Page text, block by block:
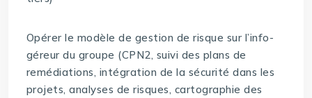
Opérer le modèle de gestion de risque sur l’info-
géreur du groupe (CPN2, suivi des plans de
remédiations, intégration de la sécurité dans les
projets, analyses de risques, cartographie des